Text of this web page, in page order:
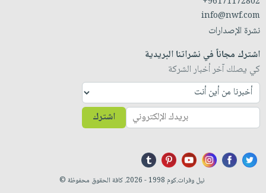
info@nwf.com
نشرة الإصدارات
اشترك مجاناً في نشراتنا البريدية
كي يصلك آخر أخبار الشركة
اشترك
نيل وفرات.كوم 1998 - 2026. كافة الحقوق محفوظة ©